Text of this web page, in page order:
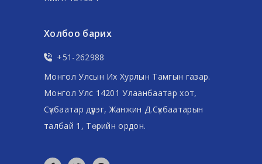
Холбоо барих
+51-262988
Монгол Улсын Их Хурлын Тамгын газар.
Монгол Улс 14201 Улаанбаатар хот,
Сүхбаатар дүүрэг, Жанжин Д.Сүхбаатарын
талбай 1, Төрийн ордон.